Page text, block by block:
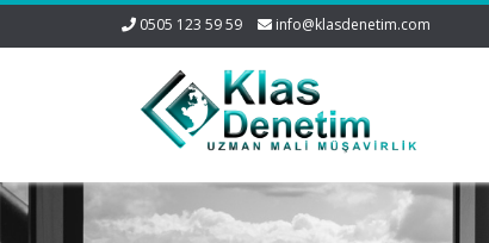
0505 123 59 59 info@klasdenetim.com